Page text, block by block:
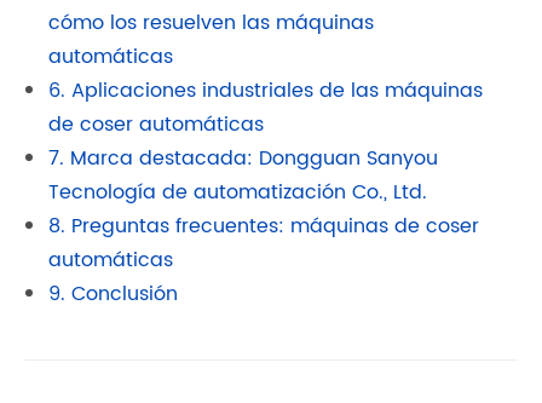
cómo los resuelven las máquinas
automáticas
6. Aplicaciones industriales de las máquinas
de coser automáticas
7. Marca destacada: Dongguan Sanyou
Tecnología de automatización Co., Ltd.
8. Preguntas frecuentes: máquinas de coser
automáticas
9. Conclusión